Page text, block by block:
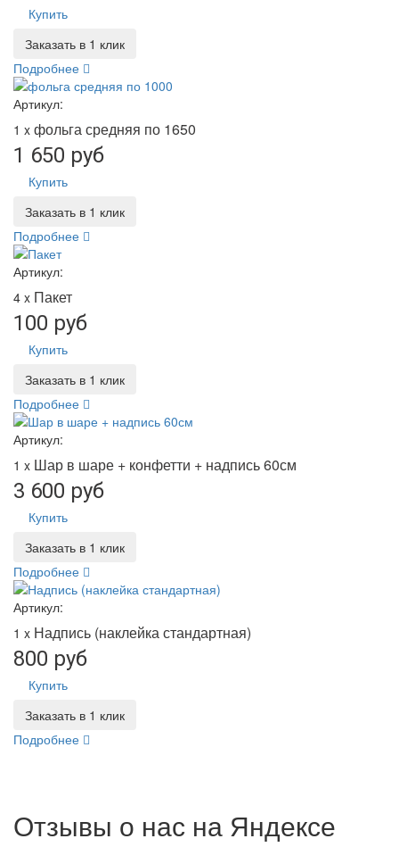
Купить
Заказать в 1 клик
Подробнее
Артикул:
1 x фольга средняя по 1650
1 650 руб
Купить
Заказать в 1 клик
Подробнее
Артикул:
4 x Пакет
100 руб
Купить
Заказать в 1 клик
Подробнее
Артикул:
1 x Шар в шаре + конфетти + надпись 60см
3 600 руб
Купить
Заказать в 1 клик
Подробнее
Артикул:
1 x Надпись (наклейка стандартная)
800 руб
Купить
Заказать в 1 клик
Подробнее
Отзывы о нас на Яндексе